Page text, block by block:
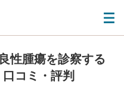
性腫瘍を診察する
口コミ・評判